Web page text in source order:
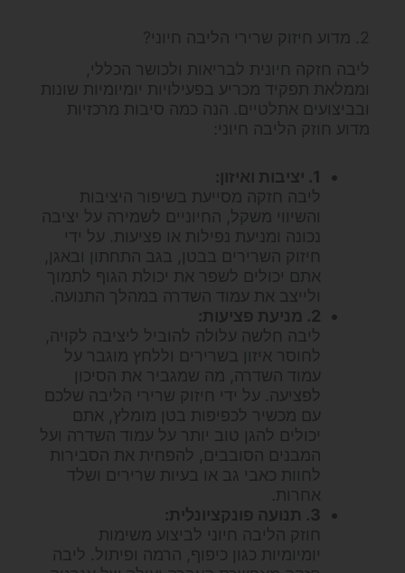
2. מדוע חיזוק שרירי הליבה חיוני?
ליבה חזקה חיונית לבריאות ולכושר הכללי,
וממלאת תפקיד מכריע בפעילויות יומיומיות שונות
ובביצועים אתלטיים. הנה כמה סיבות מרכזיות
מדוע חוזק הליבה חיוני:
1. יציבות ואיזון:
ליבה חזקה מסייעת בשיפור היציבות
והשיווי משקל, החיוניים לשמירה על יציבה
נכונה ומניעת נפילות או פציעות. על ידי
חיזוק השרירים בבטן, בגב התחתון ובאגן,
אתם יכולים לשפר את יכולת הגוף לתמוך
ולייצב את עמוד השדרה במהלך התנועה.
2. מניעת פציעות:
ליבה חלשה עלולה להוביל ליציבה לקויה,
לחוסר איזון בשרירים וללחץ מוגבר על
עמוד השדרה, מה שמגביר את הסיכון
לפציעה. על ידי חיזוק שרירי הליבה שלכם
עם מכשיר לכפיפות בטן מומלץ, אתם
יכולים להגן טוב יותר על עמוד השדרה ועל
המבנים הסובבים, להפחית את הסבירות
לחוות כאבי גב או בעיות שרירים ושלד
אחרות.
3. תנועה פונקציונלית:
חוזק הליבה חיוני לביצוע משימות
יומיומיות כגון כיפוף, הרמה ופיתול. ליבה